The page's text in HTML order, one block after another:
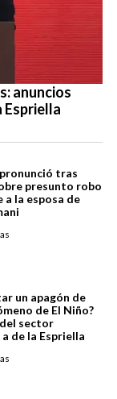
anuncios
Espriella
tras
presunto robo
a la esposa de
un apagón de
de El Niño?
sector
de la Espriella